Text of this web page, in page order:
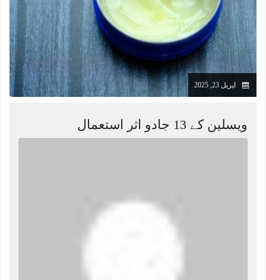
اپریل 23, 2025
ویسلین کے 13 جادو اثر استعمال